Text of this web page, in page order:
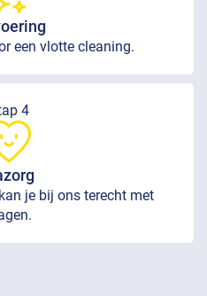
een vlotte cleaning.
4
je bij ons terecht met